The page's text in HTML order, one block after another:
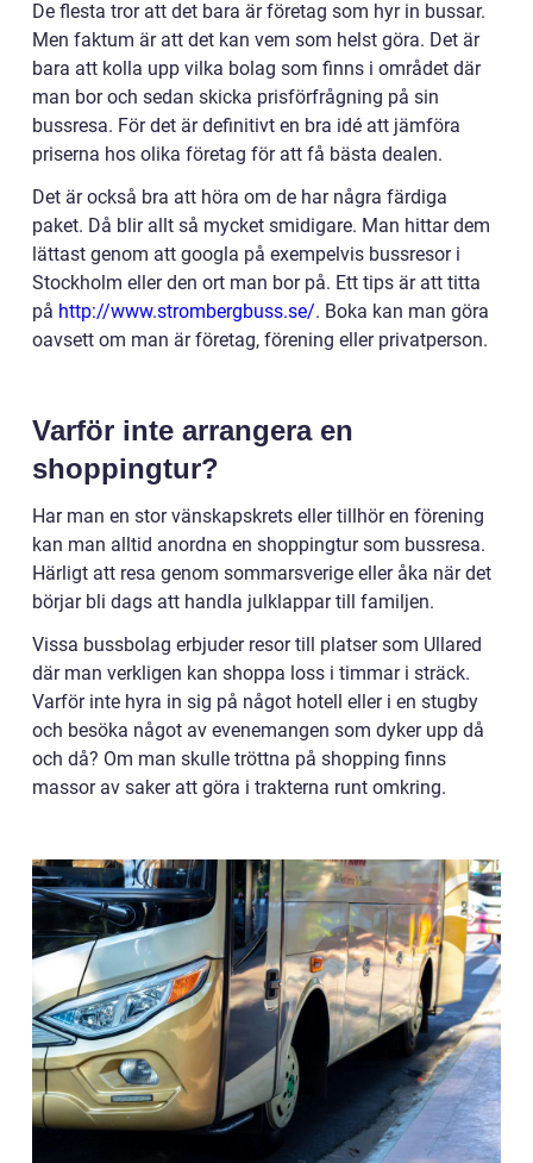
De flesta tror att det bara är företag som hyr in bussar.
Men faktum är att det kan vem som helst göra. Det är
bara att kolla upp vilka bolag som finns i området där
man bor och sedan skicka prisförfrågning på sin
bussresa. För det är definitivt en bra idé att jämföra
priserna hos olika företag för att få bästa dealen.
Det är också bra att höra om de har några färdiga
paket. Då blir allt så mycket smidigare. Man hittar dem
lättast genom att googla på exempelvis bussresor i
Stockholm eller den ort man bor på. Ett tips är att titta
på http://www.strombergbuss.se/. Boka kan man göra
oavsett om man är företag, förening eller privatperson.
Varför inte arrangera en
shoppingtur?
Har man en stor vänskapskrets eller tillhör en förening
kan man alltid anordna en shoppingtur som bussresa.
Härligt att resa genom sommarsverige eller åka när det
börjar bli dags att handla julklappar till familjen.
Vissa bussbolag erbjuder resor till platser som Ullared
där man verkligen kan shoppa loss i timmar i sträck.
Varför inte hyra in sig på något hotell eller i en stugby
och besöka något av evenemangen som dyker upp då
och då? Om man skulle tröttna på shopping finns
massor av saker att göra i trakterna runt omkring.